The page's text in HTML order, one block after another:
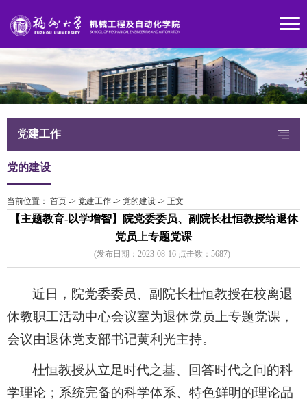
党建工作
党的建设
当前位置： 首页 -> 党建工作 -> 党的建设 -> 正文
【主题教育-以学增智】院党委委员、副院长杜恒教授给退休
党员上专题党课
(发布日期：2023-08-16 点击数： 5687)
近日，院党委委员、副院长杜恒教授在校离退
休教职工活动中心会议室为退休党员上专题党课，
会议由退休党支部书记黄利光主持。
杜恒教授从立足时代之基、回答时代之问的科
学理论；系统完备的科学体系、特色鲜明的理论品